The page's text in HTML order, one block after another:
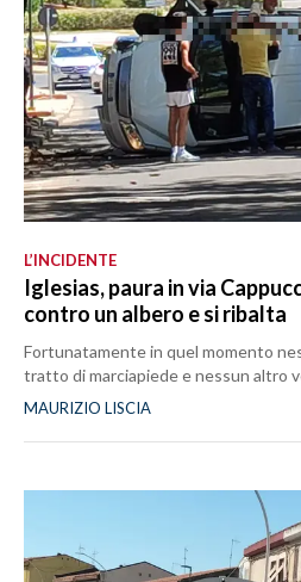
L’INCIDENTE
Iglesias, paura in via
contro un albero e si ribalta
Fortunatamente in quel momento
tratto di marciapiede e nessun altro
MAURIZIO LISCIA